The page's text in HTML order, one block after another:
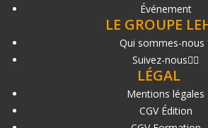
Événement
LE GROUPE
Qui sommes-nous
Suivez-nous
LÉGAL
Mentions légales
CGV Édition